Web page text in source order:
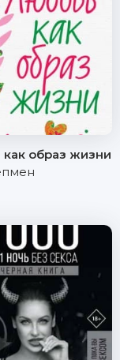
образ жизни